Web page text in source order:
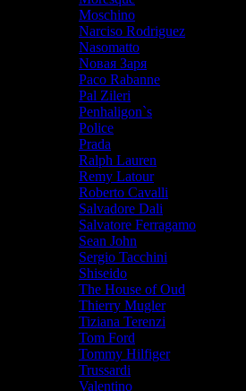
Moschino
Narciso Rodriguez
Nasomatto
Nовая Заря
Paco Rabanne
Pal Zileri
Penhaligon`s
Police
Prada
Ralph Lauren
Remy Latour
Roberto Cavalli
Salvadore Dali
Salvatore Ferragamo
Sean John
Sergio Tacchini
Shiseido
The House of Oud
Thierry Mugler
Tiziana Terenzi
Tom Ford
Tommy Hilfiger
Trussardi
Valentino